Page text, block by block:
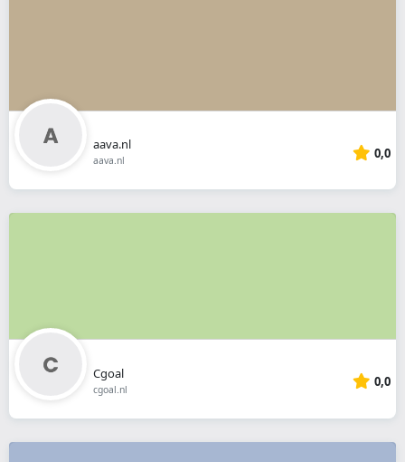
aava.nl
aava.nl 0,0
Cgoal
cgoal.nl 0,0